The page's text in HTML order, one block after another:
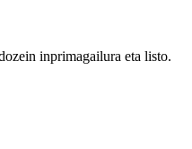
inprimagailura eta listo.